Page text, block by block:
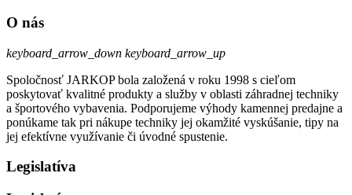
O nás
keyboard_arrow_down keyboard_arrow_up
Spoločnosť JARKOP bola založená v roku 1998 s cieľom
poskytovať kvalitné produkty a služby v oblasti záhradnej techniky
a športového vybavenia. Podporujeme výhody kamennej predajne a
ponúkame tak pri nákupe techniky jej okamžité vyskúšanie, tipy na
jej efektívne využívanie či úvodné spustenie.
Legislatíva